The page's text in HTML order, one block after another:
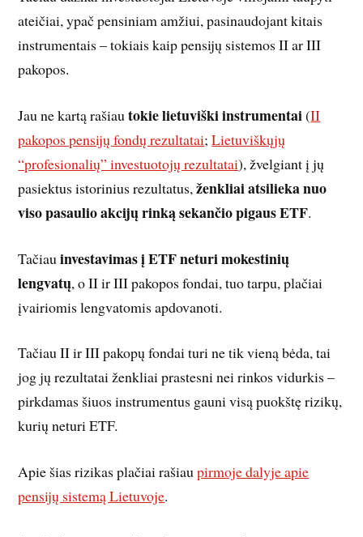
ateičiai, ypač pensiniam amžiui, pasinaudojant kitais
instrumentais – tokiais kaip pensijų sistemos II ar III
pakopos.
Jau ne kartą rašiautokie lietuviški instrumentai(II
pakopos pensijų fondų rezultatai;Lietuviškųjų
“profesionalių” investuotojų rezultatai), žvelgiant į jų
pasiektus istorinius rezultatus,ženkliai atsiliekanuo
viso pasaulio akcijų rinką sekančio pigaus ETF.
Tačiauinvestavimas į ETF neturi mokestinių
lengvatų, o II ir III pakopos fondai, tuo tarpu, plačiai
įvairiomis lengvatomis apdovanoti.
Tačiau II ir III pakopų fondai turi ne tik vieną bėda, tai
jog jų rezultatai ženkliai prastesni nei rinkos vidurkis –
pirkdamas šiuos instrumentus gauni visą puokštę rizikų,
kurių neturi ETF.
Apie šias rizikas plačiai rašiaupirmoje dalyje apie
pensijų sistemą Lietuvoje.